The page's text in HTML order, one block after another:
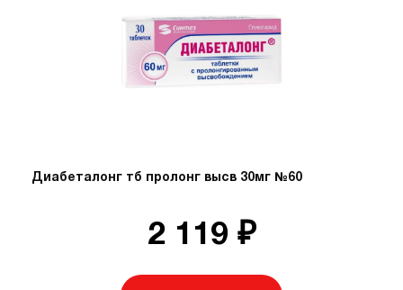
Диабеталонг тб пролонг высв 30мг №60
2 119 ₽